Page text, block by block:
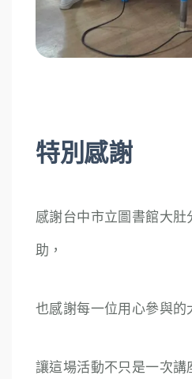
特別感謝
感謝台中市立圖書館大肚
助，
也感謝每一位用心參與的
讓這場活動不只是一次